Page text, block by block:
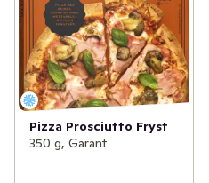
Pizza Prosciutto Fryst
350 g, Garant